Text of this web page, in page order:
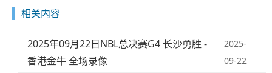
相关内容
2025年09月22日NBL总决赛G4 长沙勇胜 -
香港金牛 全场录像
2025-
09-22